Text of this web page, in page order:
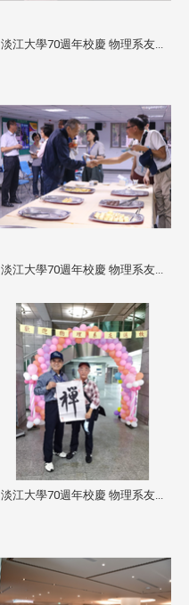
淡江大學70週年校慶 物理系友...
淡江大學70週年校慶 物理系友...
淡江大學70週年校慶 物理系友...